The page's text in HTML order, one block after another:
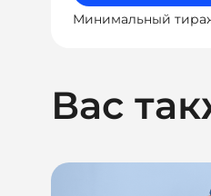
Минимальный
Вас